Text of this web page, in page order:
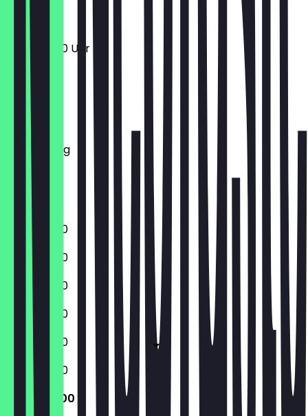
11:00 - 23:00 Uhr
Montag
Dienstag
Donnerstag
Freitag
Samstag
Sonntag
11:00 - 23:00
11:00 - 23:00
11:00 - 23:00
11:00 - 23:00
11:00 - 23:00
11:00 - 23:00
11:00 - 23:00